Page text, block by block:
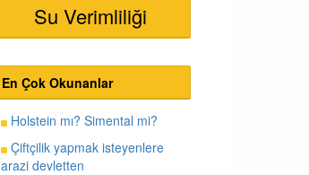
Su Verimliliği
En Çok Okunanlar
Holstein mı? Simental mi?
Çiftçilik yapmak isteyenlere
arazi devletten